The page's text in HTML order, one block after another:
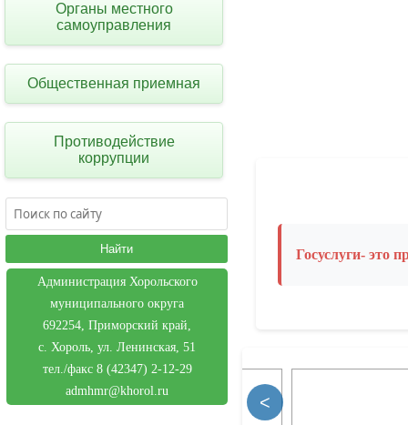
Органы местного
самоуправления
Общественная приемная
Противодействие
коррупции
Администрация Хорольского
муниципального округа
692254, Приморский край,
с. Хороль, ул. Ленинская, 51
тел./факс 8 (42347) 2-12-29
admhmr@khorol.ru
Госуслуги- это
<